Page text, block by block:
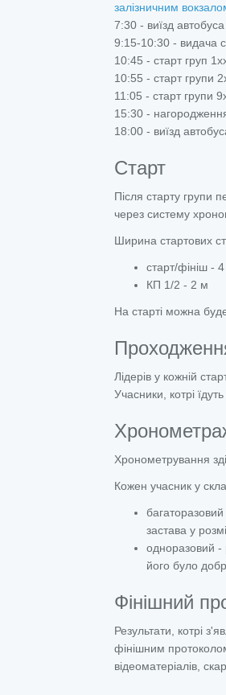
залізничним
7:30 - виїзд
9:15-10:30 - видача
10:45 - старт груп
10:55 - старт групи
11:05 - старт групи
15:30 -
18:00 - виїзд
Старт
Після старту групи
через систему
Ширина стартових
старт/фініш -
КП 1/2 - 2 м
На старті можна
Лідерів у кожній
Учасники, котрі
Хронометрування
Кожен учасник у
багаторазовий
застава у
одноразовий -
його було
Фінішний
Результати, котрі
фінішним
відеоматеріалів,